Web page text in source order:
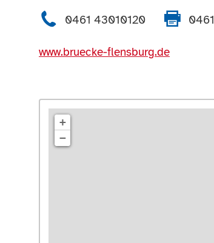
0461 43010120
www.bruecke-flensburg.de
+
−